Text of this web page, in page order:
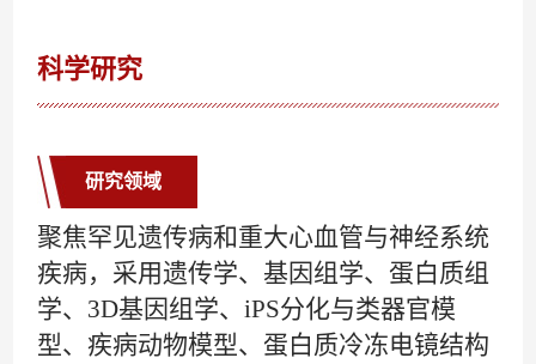
科学研究
研究领域
聚焦罕见遗传病和重大心血管与神经系统
疾病，采用遗传学、基因组学、蛋白质组
学、3D基因组学、iPS分化与类器官模
型、疾病动物模型、蛋白质冷冻电镜结构